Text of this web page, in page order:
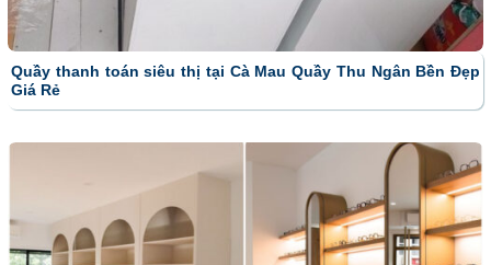
Quầy thanh toán siêu thị tại Cà Mau Quầy Thu Ngân Bền Đẹp
Giá Rẻ